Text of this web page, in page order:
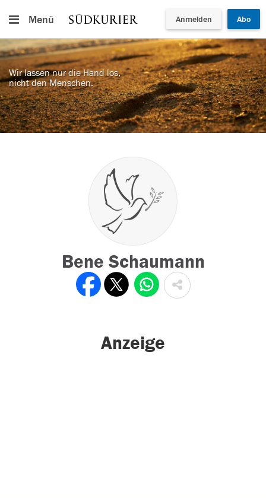
Menü Anmelden Abo
Wir lassen nur die Hand los,
nicht den Menschen.
Bene Schaumann
Anzeige